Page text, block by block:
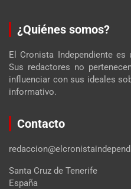
¿Quiénes somos?
El Cronista Independiente
Sus redactores no
influenciar con sus ideales
informativo.
Contacto
Santa Cruz de Tenerife
España